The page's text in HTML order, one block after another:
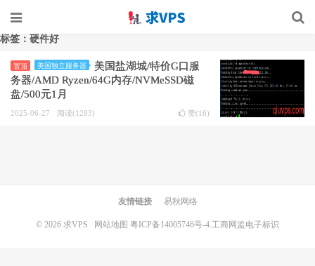
标签：硬件好
美国独立服务器
美国盐湖城/特价G口服
务器/AMD Ryzen/64G内存/NVMeSSD磁
盘/500元1月
置顶
2025-06-27 阅读(1283) 赞(16)
友情链接 易秋网络
© 2026 求VPS 网站地图 粤ICP备14005746号-4.工商网监电子标识